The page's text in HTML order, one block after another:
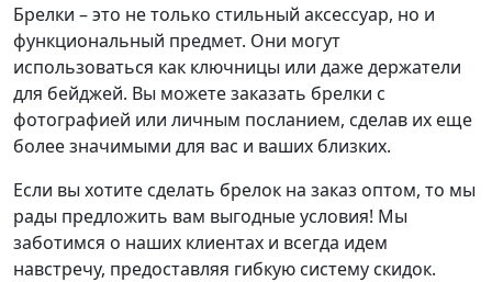
Брелки – это не только стильный аксессуар, но и
функциональный предмет. Они могут
использоваться как ключницы или даже держатели
для бейджей. Вы можете заказать брелки с
фотографией или личным посланием, сделав их еще
более значимыми для вас и ваших близких.
Если вы хотите сделать брелок на заказ оптом, то мы
рады предложить вам выгодные условия! Мы
заботимся о наших клиентах и всегда идем
навстречу, предоставляя гибкую систему скидок.